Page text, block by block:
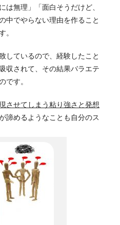
は無理」「面白そうだけど、
中でやらない理由を作ること
。
しているので、経験したこと
収されて、その結果バラエテ
です。
させてしまう粘り強さと発想
諦めるようなことも自分のス